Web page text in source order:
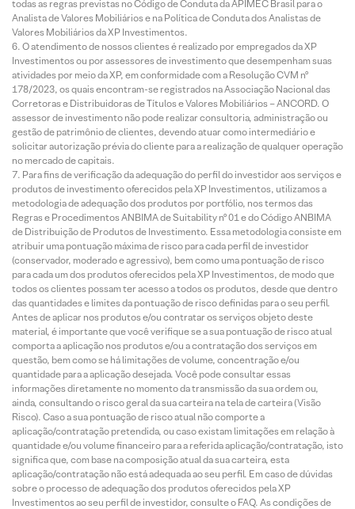
todas as regras previstas no Código de Conduta da APIMEC Brasil para o
Analista de Valores Mobiliários e na Política de Conduta dos Analistas de
Valores Mobiliários da XP Investimentos.
O atendimento de nossos clientes é realizado por empregados da XP
Investimentos ou por assessores de investimento que desempenham suas
atividades por meio da XP, em conformidade com a Resolução CVM nº
178/2023, os quais encontram-se registrados na Associação Nacional das
Corretoras e Distribuidoras de Títulos e Valores Mobiliários – ANCORD. O
assessor de investimento não pode realizar consultoria, administração ou
gestão de patrimônio de clientes, devendo atuar como intermediário e
solicitar autorização prévia do cliente para a realização de qualquer operação
no mercado de capitais.
Para fins de verificação da adequação do perfil do investidor aos serviços e
produtos de investimento oferecidos pela XP Investimentos, utilizamos a
metodologia de adequação dos produtos por portfólio, nos termos das
Regras e Procedimentos ANBIMA de Suitability nº 01 e do Código ANBIMA
de Distribuição de Produtos de Investimento. Essa metodologia consiste em
atribuir uma pontuação máxima de risco para cada perfil de investidor
(conservador, moderado e agressivo), bem como uma pontuação de risco
para cada um dos produtos oferecidos pela XP Investimentos, de modo que
todos os clientes possam ter acesso a todos os produtos, desde que dentro
das quantidades e limites da pontuação de risco definidas para o seu perfil.
Antes de aplicar nos produtos e/ou contratar os serviços objeto deste
material, é importante que você verifique se a sua pontuação de risco atual
comporta a aplicação nos produtos e/ou a contratação dos serviços em
questão, bem como se há limitações de volume, concentração e/ou
quantidade para a aplicação desejada. Você pode consultar essas
informações diretamente no momento da transmissão da sua ordem ou,
ainda, consultando o risco geral da sua carteira na tela de carteira (Visão
Risco). Caso a sua pontuação de risco atual não comporte a
aplicação/contratação pretendida, ou caso existam limitações em relação à
quantidade e/ou volume financeiro para a referida aplicação/contratação, isto
significa que, com base na composição atual da sua carteira, esta
aplicação/contratação não está adequada ao seu perfil. Em caso de dúvidas
sobre o processo de adequação dos produtos oferecidos pela XP
Investimentos ao seu perfil de investidor, consulte o FAQ. As condições de